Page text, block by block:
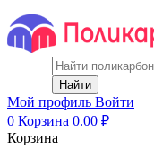
Найти
Мой профиль Войти
0 Корзина 0.00 ₽
Корзина